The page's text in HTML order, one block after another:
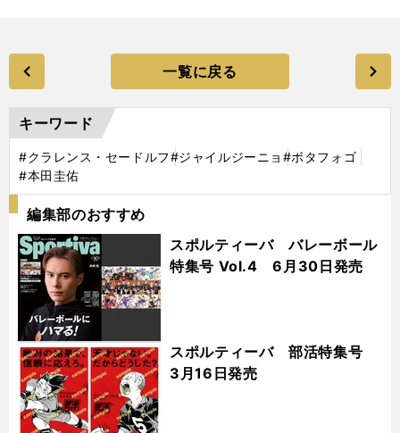
一覧に戻る
キーワード
#クラレンス・セードルフ#ジャイルジーニョ #ボタフォゴ
#本田圭佑
編集部のおすすめ
スポルティーバ バレーボール
特集号 Vol.4 6月30日発売
スポルティーバ 部活特集号
3月16日発売